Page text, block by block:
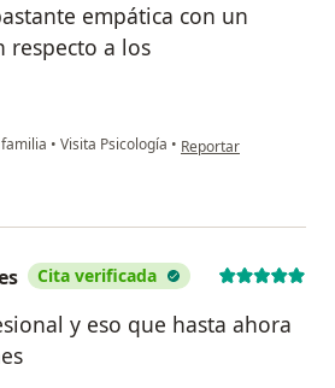
empática con un
respecto a los
• Visita Psicología • en opinión del
Reportar
Cita verificada
y eso que hasta ahora